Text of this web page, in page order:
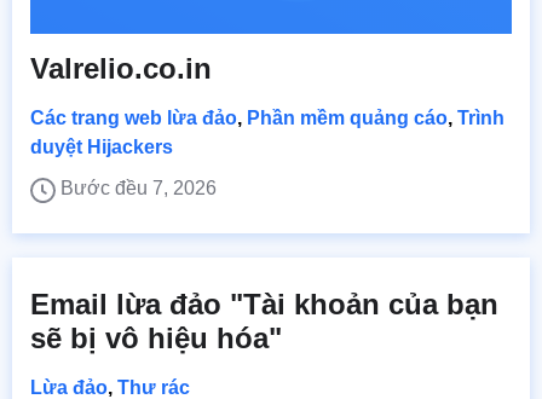
Valrelio.co.in
Các trang web lừa đảo, Phần mềm quảng cáo, Trình
duyệt Hijackers
Bước đều 7, 2026
Email lừa đảo "Tài khoản của bạn
sẽ bị vô hiệu hóa"
Lừa đảo, Thư rác